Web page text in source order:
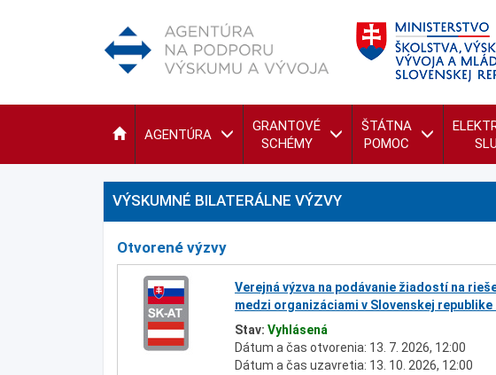
AGENTÚRA
GRANTOVÉ
SCHÉMY
ŠTÁTNA
POMOC
VÝSKUMNÉ BILATERÁLNE VÝZVY
Otvorené výzvy
Verejná výzva na podávanie žiadostí na
medzi organizáciami v Slovenskej republike
Stav: Vyhlásená
Dátum a čas otvorenia: 13. 7. 2026, 12:00
Dátum a čas uzavretia: 13. 10. 2026, 12:00